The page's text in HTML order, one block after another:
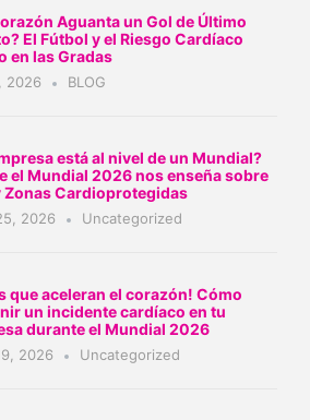
Aguanta un Gol de Último
El Fútbol y el Riesgo Cardíaco
en las Gradas
2026 BLOG
está al nivel de un Mundial?
el Mundial 2026 nos enseña sobre
Zonas Cardioprotegidas
2026 Uncategorized
que aceleran el corazón! Cómo
un incidente cardíaco en tu
durante el Mundial 2026
2026 Uncategorized